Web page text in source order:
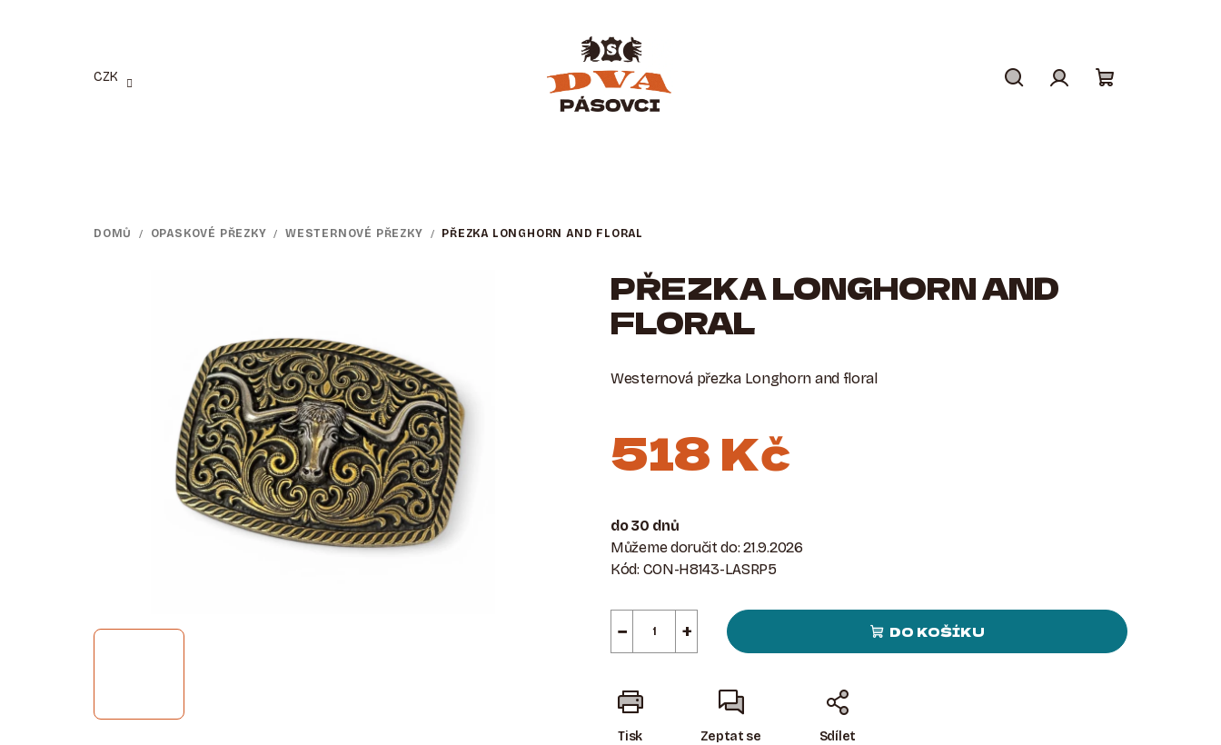
CZK
DOMŮ / OPASKOVÉ PŘEZKY / WESTERNOVÉ PŘEZKY / PŘEZKA LONGHORN AND FLORAL
PŘEZKA LONGHORN AND
FLORAL
Westernová přezka Longhorn and floral
518 Kč
cena:
do 30 dnů
Můžeme doručit do: 21.9.2026
Kód: CON-H8143-LASRP5
+
− DO KOŠÍKU
Tisk Zeptat se Sdílet